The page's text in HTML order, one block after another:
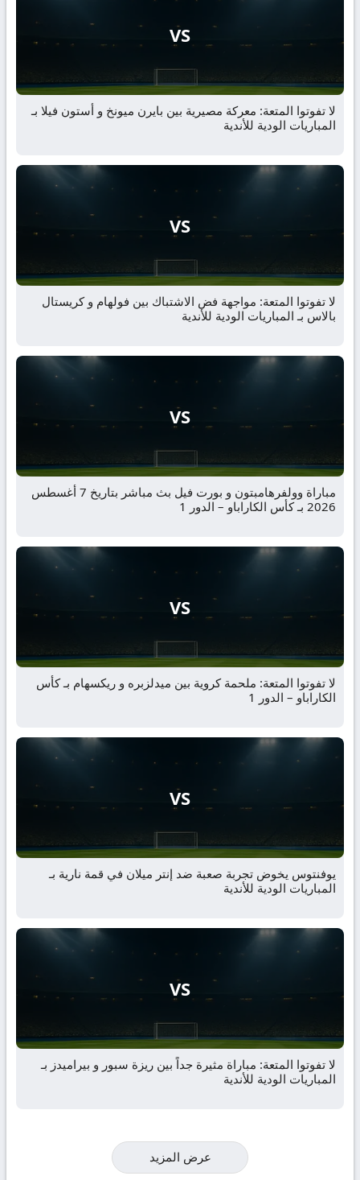
VS
لا تفوتوا المتعة: معركة مصيرية بين بايرن ميونخ و أستون فيلا بـ
المباريات الودية للأندية
VS
لا تفوتوا المتعة: مواجهة فض الاشتباك بين فولهام و كريستال
بالاس بـ المباريات الودية للأندية
VS
مباراة وولفرهامبتون و بورت فيل بث مباشر بتاريخ 7 أغسطس
2026 بـ كأس الكاراباو – الدور 1
VS
لا تفوتوا المتعة: ملحمة كروية بين ميدلزبره و ريكسهام بـ كأس
الكاراباو – الدور 1
VS
يوفنتوس يخوض تجربة صعبة ضد إنتر ميلان في قمة نارية بـ
المباريات الودية للأندية
VS
لا تفوتوا المتعة: مباراة مثيرة جداً بين ريزة سبور و بيراميدز بـ
المباريات الودية للأندية
عرض المزيد